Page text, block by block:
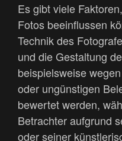
Es gibt viele
Fotos beeinflussen
Technik des
und die Gestaltung
beispielsweise
oder ungünstigen
bewertet werden,
Betrachter aufgrund
oder seiner